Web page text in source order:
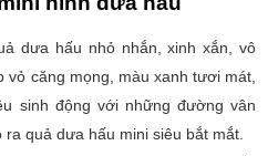
dưa hấu nhỏ nhắn, xinh xắn, vô
vỏ căng mọng, màu xanh tươi mát,
sinh động với những đường vân
quả dưa hấu mini siêu bắt mắt.
hiển thị công khai. Các
dấu*